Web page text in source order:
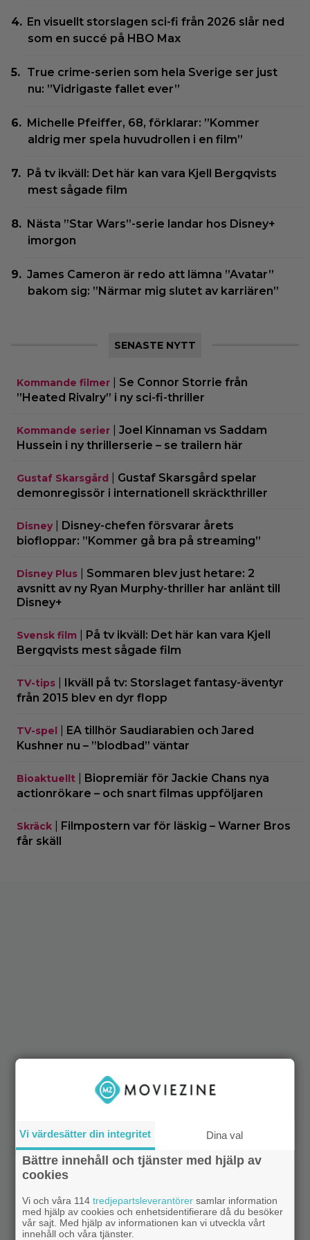
En visuellt storslagen sci-fi från 2026 slår ned
som en succé på HBO Max
True crime-serien som hela Sverige ser just
nu: ”Vidrigaste fallet ever”
Michelle Pfeiffer, 68, förklarar: ”Kommer
aldrig mer spela huvudrollen i en film”
På tv ikväll: Det här kan vara Kjell Bergqvists
mest sågade film
Nästa ”Star Wars”-serie landar hos Disney+
imorgon
James Cameron är redo att lämna ”Avatar”
bakom sig: ”Närmar mig slutet av karriären”
SENASTE NYTT
Kommande filmer
Se Connor Storrie från
”Heated Rivalry” i ny sci-fi-thriller
Kommande serier
Joel Kinnaman vs Saddam
Hussein i ny thrillerserie – se trailern här
Gustaf Skarsgård
Gustaf Skarsgård spelar
demonregissör i internationell skräckthriller
Disney|
Disney-chefen försvarar årets
biofloppar: ”Kommer gå bra på streaming”
Disney Plus
Sommaren blev just hetare: 2
avsnitt av ny Ryan Murphy-thriller har anlänt till
Disney+
Svensk film
På tv ikväll: Det här kan vara Kjell
Bergqvists mest sågade film
TV-tips
Ikväll på tv: Storslaget fantasy-äventyr
från 2015 blev en dyr flopp
TV-spel
EA tillhör Saudiarabien och Jared
Kushner nu – ”blodbad” väntar
Bioaktuellt
Biopremiär för Jackie Chans nya
actionrökare – och snart filmas uppföljaren
Skräck
Filmpostern var för läskig – Warner Bros
får skäll
Vi värdesätter din integritet Dina val
Bättre innehåll och tjänster med hjälp av
cookies
Vi och våra 114tredjepartsleverantörer samlar information
med hjälp av cookies och enhetsidentifierare då du besöker
vår sajt. Med hjälp av informationen kan vi utveckla vårt
innehåll och våra tjänster.